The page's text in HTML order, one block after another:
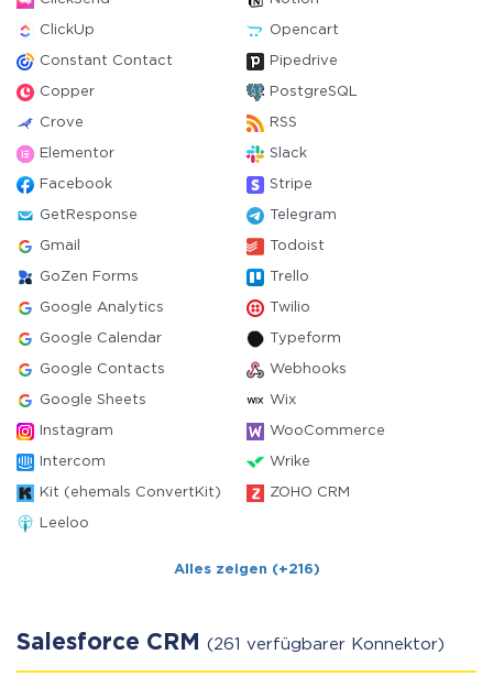
ClickUp Opencart
Constant Contact Pipedrive
Copper PostgreSQL
Crove RSS
Elementor Slack
Facebook Stripe
GetResponse Telegram
Gmail Todoist
GoZen Forms Trello
Google Analytics Twilio
Google Calendar Typeform
Google Contacts Webhooks
Google Sheets Wix
Instagram WooCommerce
Intercom Wrike
Kit (ehemals ConvertKit) ZOHO CRM
Leeloo
Alles zeigen (+216)
Salesforce CRM (261 verfügbarer Konnektor)